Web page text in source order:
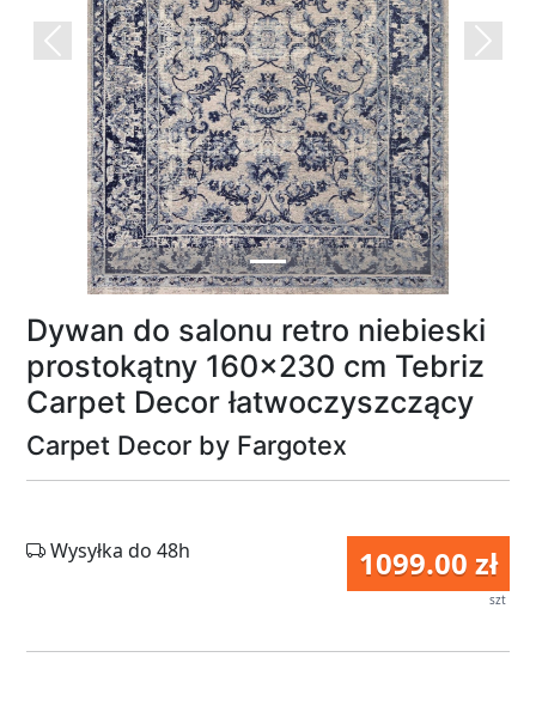
Previous Next
Dywan do salonu retro niebieski
prostokątny 160x230 cm Tebriz
Carpet Decor łatwoczyszczący
Carpet Decor by Fargotex
1099.00 zł
szt
Wysyłka do 48h